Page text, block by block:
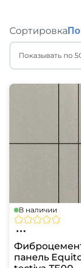
Сортировка
Показывать по
В наличии
панель